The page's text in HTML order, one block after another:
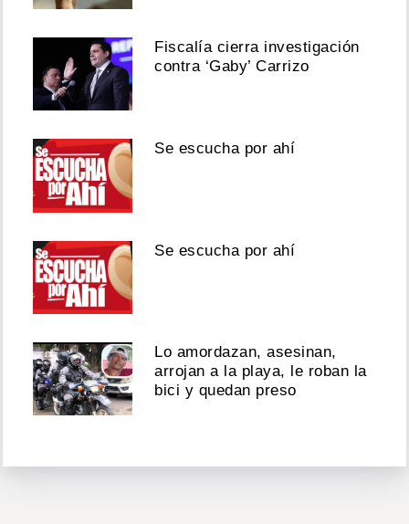
Fiscalía cierra investigación
contra ‘Gaby’ Carrizo
Se escucha por ahí
Se escucha por ahí
Lo amordazan, asesinan,
arrojan a la playa, le roban la
bici y quedan preso